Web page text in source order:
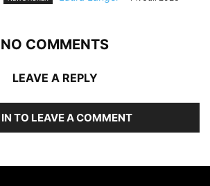
NO COMMENTS
LEAVE A REPLY
TO LEAVE A COMMENT